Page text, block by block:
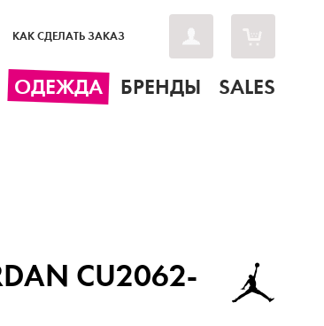
КАК СДЕЛАТЬ ЗАКАЗ
ОДЕЖДА БРЕНДЫ SALES
CU2062-